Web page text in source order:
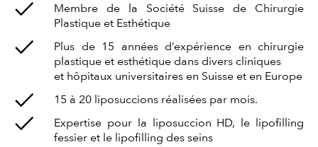
Membre de la Société Suisse de Chirurgie
Plastique et Esthétique
Plus de 15 années d’expérience en chirurgie
plastique et esthétique dans divers cliniques
et hôpitaux universitaires en Suisse et en Europe
15 à 20 liposuccions réalisées par mois.
Expertise pour la liposuccion HD, le lipofilling
fessier et le lipofilling des seins